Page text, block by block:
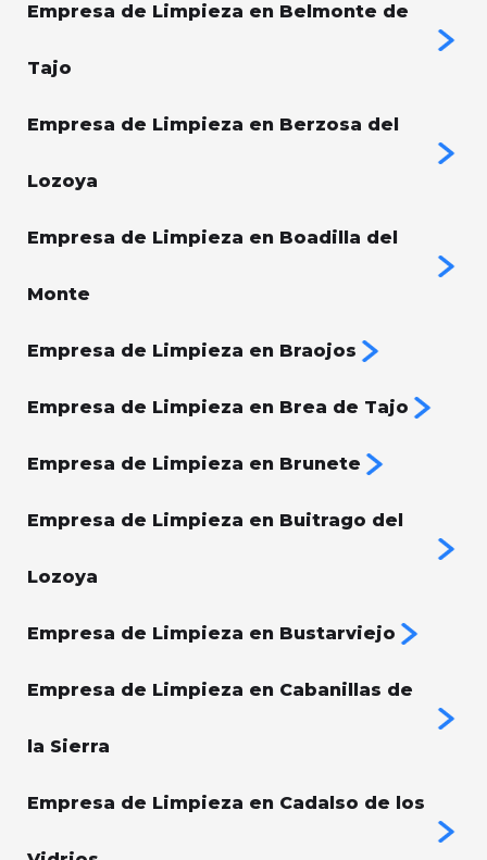
Empresa de Limpieza en Belmonte de
Tajo
Empresa de Limpieza en Berzosa del
Lozoya
Empresa de Limpieza en Boadilla del
Monte
Empresa de Limpieza en Braojos
Empresa de Limpieza en Brea de Tajo
Empresa de Limpieza en Brunete
Empresa de Limpieza en Buitrago del
Lozoya
Empresa de Limpieza en Bustarviejo
Empresa de Limpieza en Cabanillas de
la Sierra
Empresa de Limpieza en Cadalso de los